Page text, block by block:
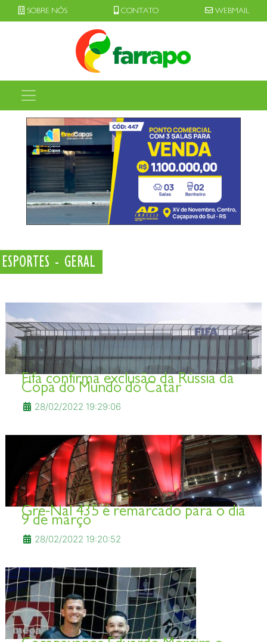
SOBRE NÓS CONTATO WEBMAIL
ESPORTES - GERAL
Fifa confirma exclusão da Rússia da
Copa do Mundo do Catar
28/02/2022 19:29:06
Gre-Nal 435 é remarcado para o dia
9 de março
28/02/2022 19:20:52